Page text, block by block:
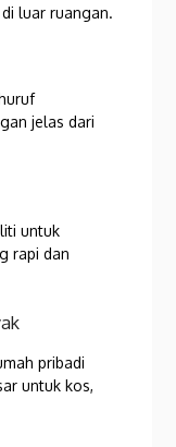
luar ruangan.
jelas dari
untuk
rapi dan
pribadi
untuk kos,